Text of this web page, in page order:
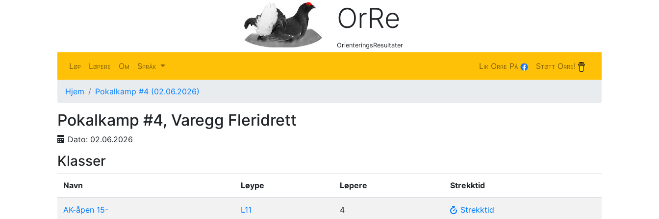
OrRe
OrienteringsResultater
Løp Løpere Om Språk Lik Orre På Støtt Orre!
Hjem Pokalkamp #4 (02.06.2026)
Pokalkamp #4, Varegg Fleridrett
Dato: 02.06.2026
Klasser
Navn Løype Løpere Strekktid
AK-åpen 15- L11 4 Strekktid